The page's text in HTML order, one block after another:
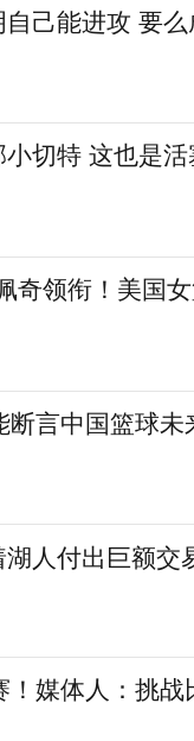
己能进攻 要
切特 这也是
奇领衔！美国
言中国篮球
人付出巨额
媒体人：挑